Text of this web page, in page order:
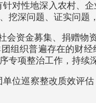
对性地深入农村、
挖深问题、证实问题
会资金募集、捐赠
组织普遍存在的财
专项整治工作，持续
位巡察整改质效评